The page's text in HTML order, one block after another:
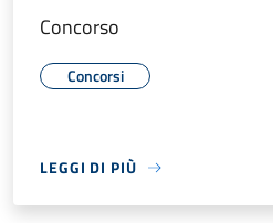
Concorso
Concorsi
LEGGI DI PIÙ